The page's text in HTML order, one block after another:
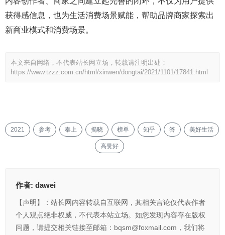
获得感信息，也为生活消费场景赋能，帮助品牌商家探索出
新商业模式和消费场景。
本文来自网络，不代表站长网立场，转载请注明出处：
https://www.tzzz.com.cn/html/xinwen/dongtai/2021/1101/17841.html
2021 参考 奉上 揭晓 榜单 知乎 答 美好生活
高赞好
作者: dawei
【声明】：站长网内容转载自互联网，其相关言论仅代表作者
个人观点绝非权威，不代表本站立场。如您发现内容存在版权
问题，请提交相关链接至邮箱：bqsm@foxmail.com，我们将